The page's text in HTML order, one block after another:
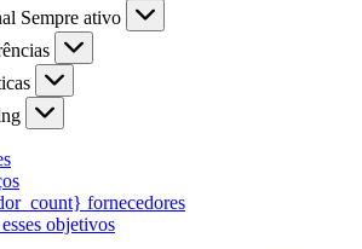
Sempre ativo
fornecedores
objetivos